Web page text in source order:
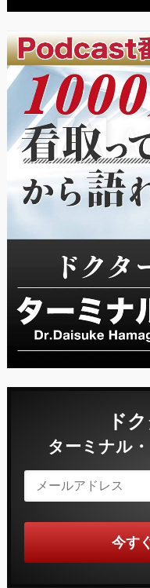
ド
ターミナル